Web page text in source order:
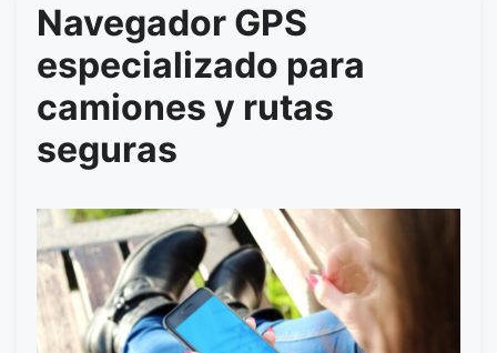
Navegador GPS
especializado para
camiones y rutas
seguras